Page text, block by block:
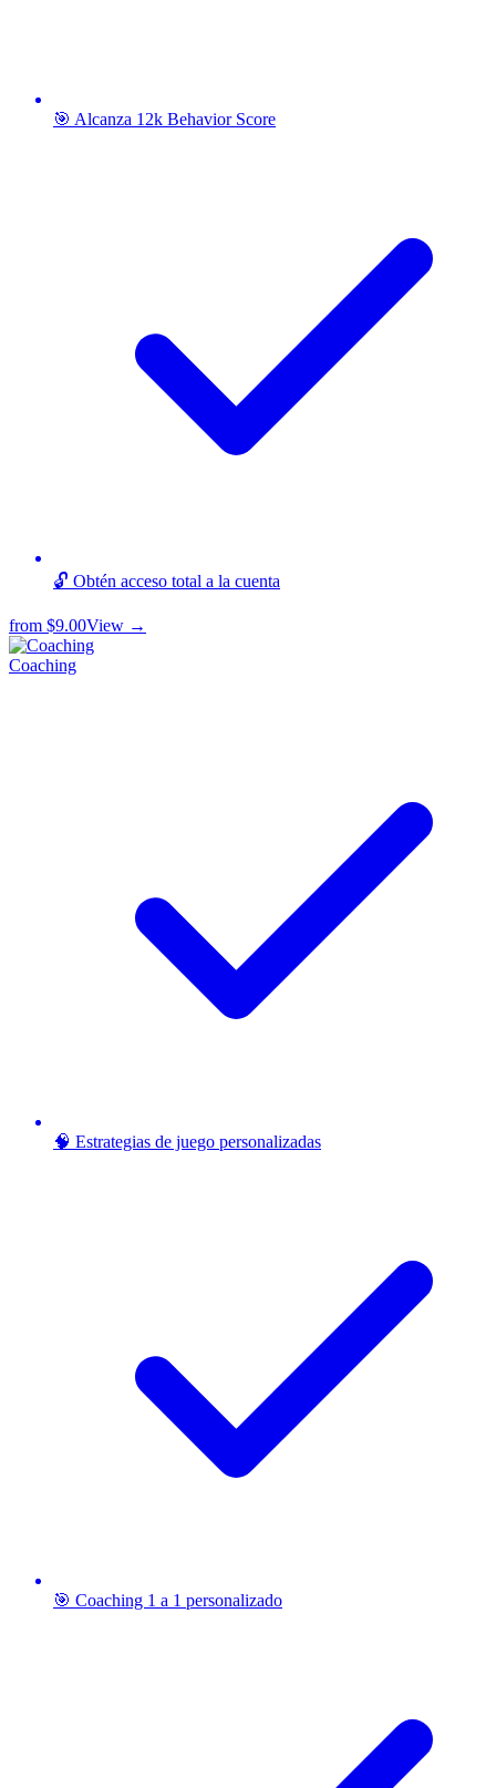
🎯 Alcanza 12k Behavior Score
🔓 Obtén acceso total a la cuenta
from $9.00View →
Coaching
🧠 Estrategias de juego personalizadas
🎯 Coaching 1 a 1 personalizado